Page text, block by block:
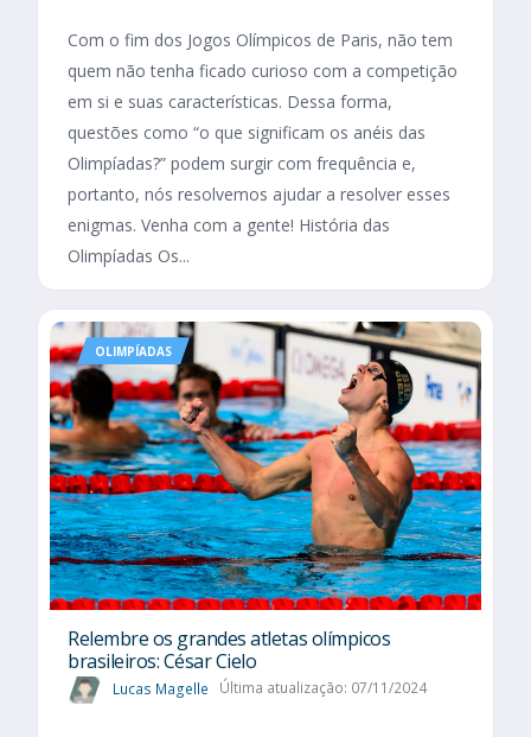
Com o fim dos Jogos Olímpicos de Paris, não tem
quem não tenha ficado curioso com a competição
em si e suas características. Dessa forma,
questões como “o que significam os anéis das
Olimpíadas?” podem surgir com frequência e,
portanto, nós resolvemos ajudar a resolver esses
enigmas. Venha com a gente! História das
Olimpíadas Os...
OLIMPÍADAS
Relembre os grandes atletas olímpicos
brasileiros: César Cielo
Lucas Magelle Última atualização: 07/11/2024